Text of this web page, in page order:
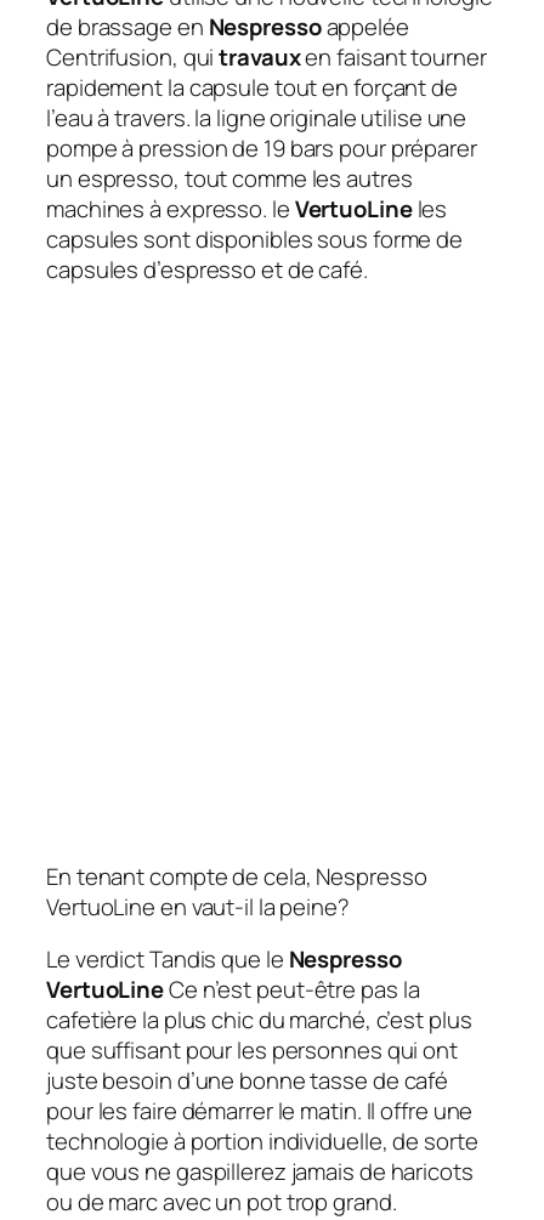
de brassage en Nespressoappelée
Centrifusion, quitravauxen faisant tourner
rapidement la capsule tout en forçant de
l’eau à travers. la ligne originale utilise une
pompe à pression de 19 bars pour préparer
un espresso, tout comme les autres
machines à expresso. leVertuoLineles
capsules sont disponibles sous forme de
capsules d’espresso et de café.
En tenant compte de cela, Nespresso
VertuoLine en vaut-il la peine?
Le verdictTandis que le Nespresso
VertuoLineCe n’est peut-être pas la
cafetière la plus chic du marché, c’est plus
que suffisant pour les personnes qui ont
juste besoin d’une bonne tasse de café
pour les faire démarrer le matin. Il offre une
technologie à portion individuelle, de sorte
que vous ne gaspillerez jamais de haricots
ou de marc avec un pot trop grand.